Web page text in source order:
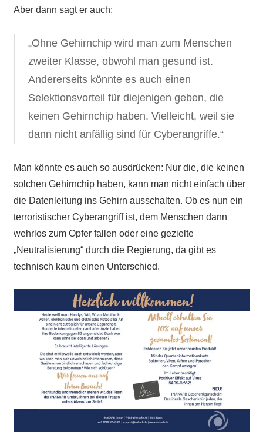
Aber dann sagt er auch:
„Ohne Gehirnchip wird man zum Menschen
zweiter Klasse, obwohl man gesund ist.
Andererseits könnte es auch einen
Selektionsvorteil für diejenigen geben, die
keinen Gehirnchip haben. Vielleicht, weil sie
dann nicht anfällig sind für Cyberangriffe.“
Man könnte es auch so ausdrücken: Nur die, die keinen
solchen Gehirnchip haben, kann man nicht einfach über
die Datenleitung ins Gehirn ausschalten. Ob es nun ein
terroristischer Cyberangriff ist, dem Menschen dann
wehrlos zum Opfer fallen oder eine gezielte
„Neutralisierung“ durch die Regierung, da gibt es
technisch kaum einen Unterschied.